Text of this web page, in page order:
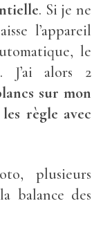
. Si je ne
l’appareil
le
J’ai alors 2
sur mon
règle avec
plusieurs
balance des